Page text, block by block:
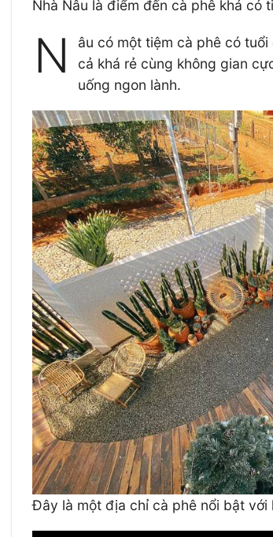
Nhà Nâu là điểm đến cà phê khá có
N
âu có một tiệm cà phê có
cả khá rẻ cùng không gian
uống ngon lành.
Đây là một địa chỉ cà phê nổi bật với